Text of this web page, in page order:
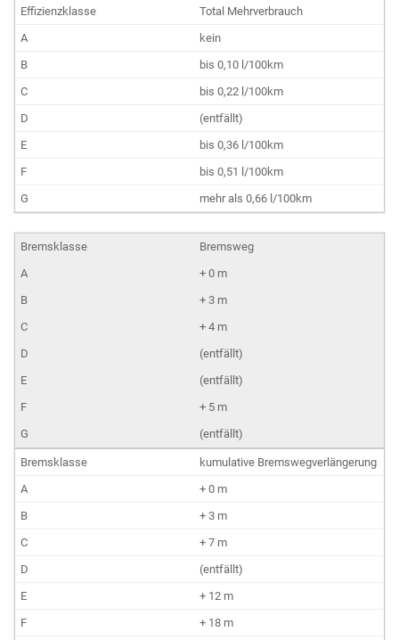
Total Mehrverbrauch
kein
bis 0,10 l/100km
bis 0,22 l/100km
(entfällt)
bis 0,36 l/100km
bis 0,51 l/100km
mehr als 0,66 l/100km
Bremsweg
+ 0 m
+ 3 m
+ 4 m
(entfällt)
(entfällt)
+ 5 m
(entfällt)
kumulative Bremswegverlängerung
+ 0 m
+ 3 m
+ 7 m
(entfällt)
+ 12 m
+ 18 m